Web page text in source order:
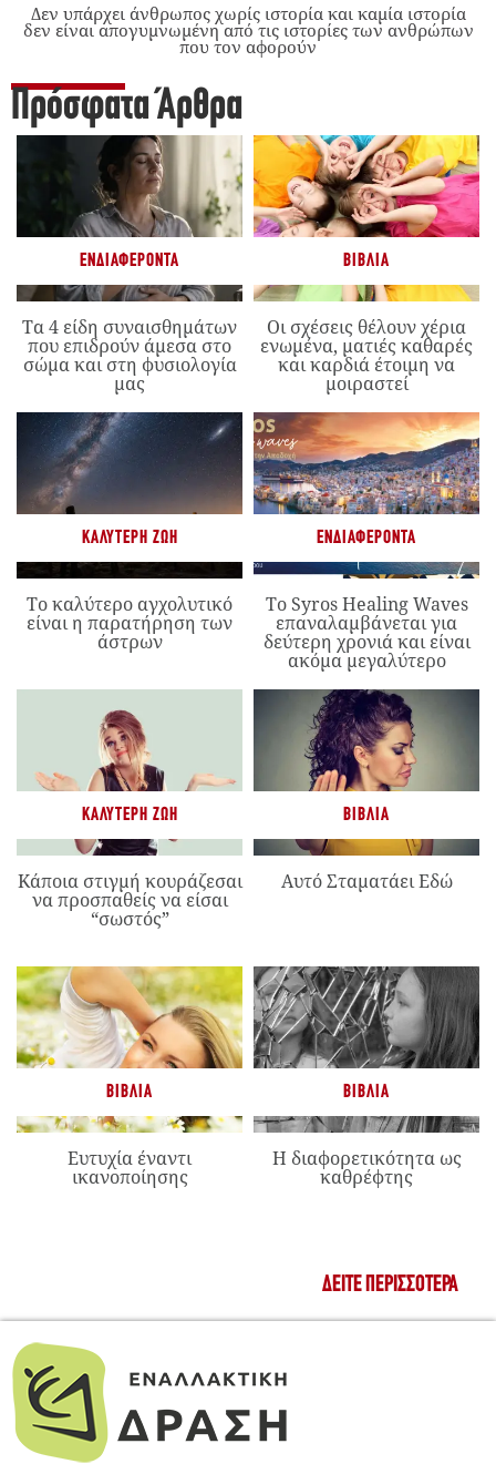
Δεν υπάρχει άνθρωπος χωρίς ιστορία και καμία ιστορία
δεν είναι απογυμνωμένη από τις ιστορίες των ανθρώπων
που τον αφορούν
Πρόσφατα Άρθρα
ΕΝΔΙΑΦΈΡΟΝΤΑ
Τα 4 είδη συναισθημάτων
που επιδρούν άμεσα στο
σώμα και στη φυσιολογία
μας
ΒΙΒΛΊΑ
Οι σχέσεις θέλουν χέρια
ενωμένα, ματιές καθαρές
και καρδιά έτοιμη να
μοιραστεί
ΚΑΛΎΤΕΡΗ ΖΩΉ
Το καλύτερο αγχολυτικό
είναι η παρατήρηση των
άστρων
ΕΝΔΙΑΦΈΡΟΝΤΑ
Το Syros Healing Waves
επαναλαμβάνεται για
δεύτερη χρονιά και είναι
ακόμα μεγαλύτερο
ΚΑΛΎΤΕΡΗ ΖΩΉ
Κάποια στιγμή κουράζεσαι
να προσπαθείς να είσαι
“σωστός”
ΒΙΒΛΊΑ
Αυτό Σταματάει Εδώ
ΒΙΒΛΊΑ
Ευτυχία έναντι
ικανοποίησης
ΒΙΒΛΊΑ
Η διαφορετικότητα ως
καθρέφτης
ΔΕΊΤΕ ΠΕΡΙΣΣΌΤΕΡΑ